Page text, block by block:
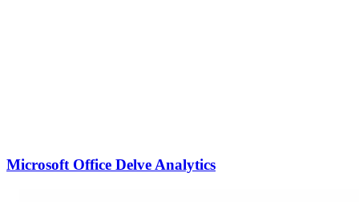
Microsoft Office Delve Analytics